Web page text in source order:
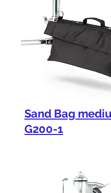
Sand Bag
G200-1